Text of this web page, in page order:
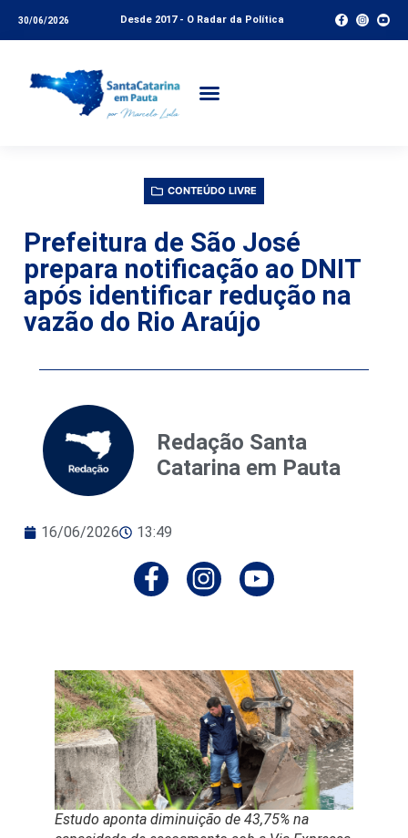
30/06/2026 Desde 2017 - O Radar da Política
CONTEÚDO LIVRE
Prefeitura de São José
prepara notificação ao DNIT
após identificar redução na
vazão do Rio Araújo
Redação Santa
Catarina em Pauta
16/06/2026 13:49
Estudo aponta diminuição de 43,75% na